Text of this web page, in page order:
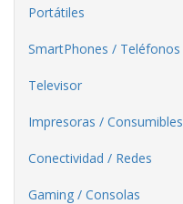
Portátiles
SmartPhones / Teléfonos
Televisor
Impresoras / Consumibles
Conectividad / Redes
Gaming / Consolas